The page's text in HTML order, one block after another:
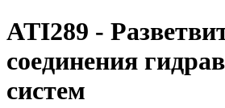
ATI289 -
соединения
систем